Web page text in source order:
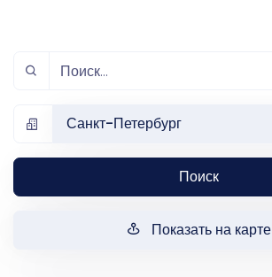
Санкт-Петербург
Поиск
Показать на карте